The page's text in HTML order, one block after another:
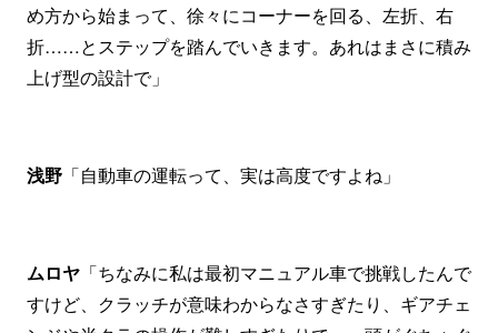
め方から始まって、徐々にコーナーを回る、左折、右
折……とステップを踏んでいきます。あれはまさに積み
上げ型の設計で」
浅野 「自動車の運転って、実は高度ですよね」
ムロヤ 「ちなみに私は最初マニュアル車で挑戦したんで
すけど、クラッチが意味わからなさすぎたり、ギアチェ